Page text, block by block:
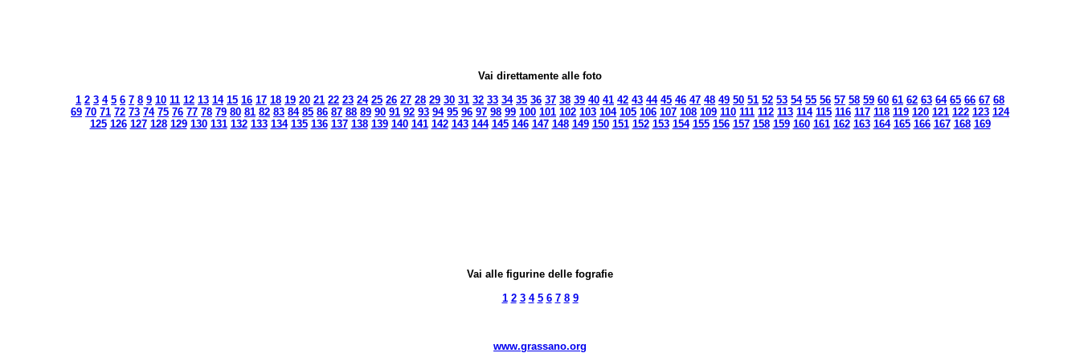
Vai direttamente alle foto
1 2 3 4 5 6 7 8 9 10 11 12 13 14 15 16 17 18 19 20 21 22 23 24 25 26 27 28 29 30 31 32 33 34 35 36 37 38 39 40 41 42 43 44 45 46 47 48 49 50 51 52 53 54 55 56 57 58 59 60 61 62 63 64 65 66 67 68
69 70 71 72 73 74 75 76 77 78 79 80 81 82 83 84 85 86 87 88 89 90 91 92 93 94 95 96 97 98 99 100 101 102 103 104 105 106 107 108 109 110 111 112 113 114 115 116 117 118 119 120 121 122 123 124
125 126 127 128 129 130 131 132 133 134 135 136 137 138 139 140 141 142 143 144 145 146 147 148 149 150 151 152 153 154 155 156 157 158 159 160 161 162 163 164 165 166 167 168 169
Vai alle figurine delle fografie
1 2 3 4 5 6 7 8 9
www.grassano.org